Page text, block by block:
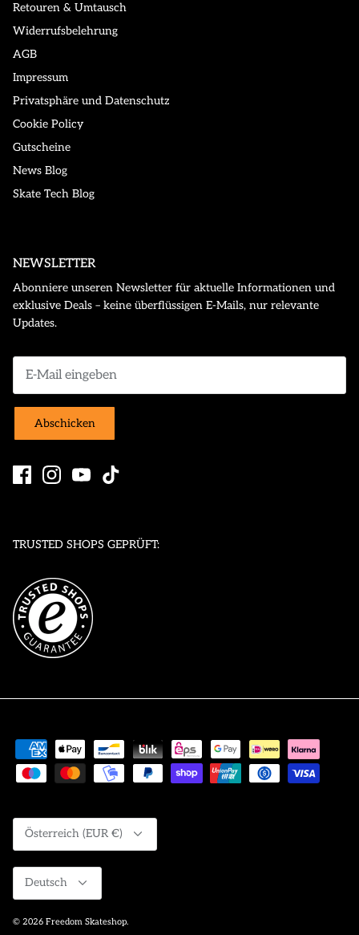
Retouren & Umtausch
Widerrufsbelehrung
AGB
Impressum
Privatsphäre und Datenschutz
Cookie Policy
Gutscheine
News Blog
Skate Tech Blog
NEWSLETTER
Abonniere unseren Newsletter für aktuelle Informationen und
exklusive Deals – keine überflüssigen E-Mails, nur relevante
Updates.
Abschicken
TRUSTED SHOPS GEPRÜFT:
Währung
Österreich (EUR €)
Sprache
Deutsch
© 2026 Freedom Skateshop.